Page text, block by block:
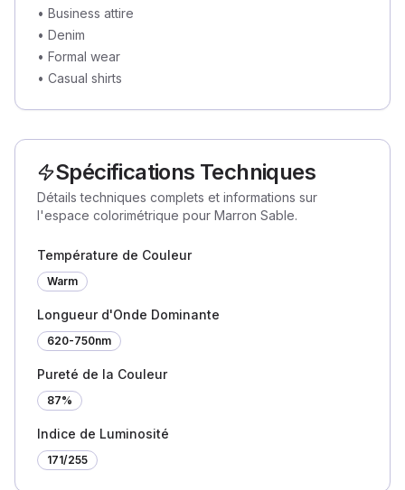
• Business attire
• Denim
• Formal wear
• Casual shirts
Spécifications Techniques
Détails techniques complets et informations sur
l'espace colorimétrique pour Marron Sable.
Température de Couleur
Warm
Longueur d'Onde Dominante
620-750nm
Pureté de la Couleur
87%
Indice de Luminosité
171/255